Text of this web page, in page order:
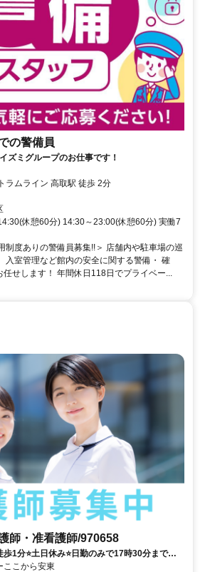
の警備員
ズミグループのお仕事です！
ラムライン 高取駅 徒歩 2分
休憩60分) 14:30～23:00(休憩60分) 実働7
制度ありの警備員募集!!＞ 店舗内や駐車場の巡
入室管理など館内の安全に関する警備・ 確
任せします！ 年間休日118日でプライベー...
師・准看護師/970658
歩1分⭐️土日休み⭐️日勤のみで17時30分まで⭕️
♪♪
ここから安東